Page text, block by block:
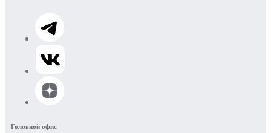
Головной офис